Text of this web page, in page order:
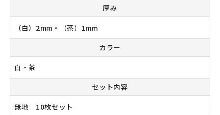
マイアカウント
カートを見る
お買い物ガイド
お問い合わせ
厚み
（白）2mm・（茶）1mm
カラー
白・茶
セット内容
無地 10枚セット